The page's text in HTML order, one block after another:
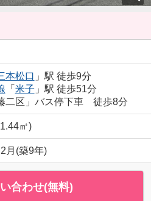
本松口 」駅 徒歩9分
「 米子 」駅 徒歩51分
二区」バス停下車 徒歩8分
㎡)
月(築9年)
合わせ(無料)